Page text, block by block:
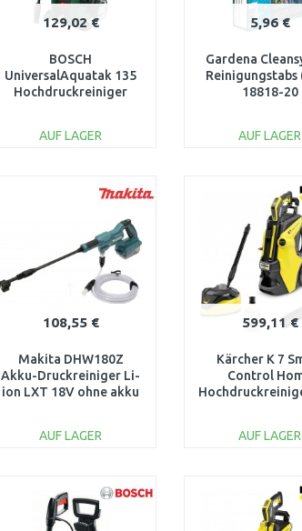
129,02 €
BOSCH
UniversalAquatak 135
Hochdruckreiniger
AUF LAGER
5,96 €
Gardena
Reinigungstabs
18818-20
AUF LAGER
108,55 €
Makita DHW180Z
Akku-Druckreiniger Li-
ion LXT 18V ohne akku
AUF LAGER
Vergleichen
599,11 €
Kärcher K 7
Control
AUF LAGER